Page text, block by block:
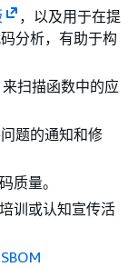
，以及用于在提
分析，有助于构
来扫描函数中的应
题的通知和修
质量。
训或认知宣传活